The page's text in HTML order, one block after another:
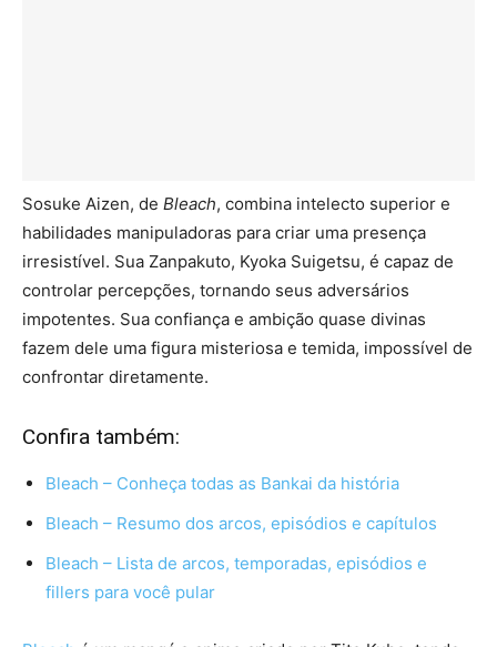
Sosuke Aizen, de Bleach, combina intelecto superior e
habilidades manipuladoras para criar uma presença
irresistível. Sua Zanpakuto, Kyoka Suigetsu, é capaz de
controlar percepções, tornando seus adversários
impotentes. Sua confiança e ambição quase divinas
fazem dele uma figura misteriosa e temida, impossível de
confrontar diretamente.
Confira também:
Bleach – Conheça todas as Bankai da história
Bleach – Resumo dos arcos, episódios e capítulos
Bleach – Lista de arcos, temporadas, episódios e
fillers para você pular